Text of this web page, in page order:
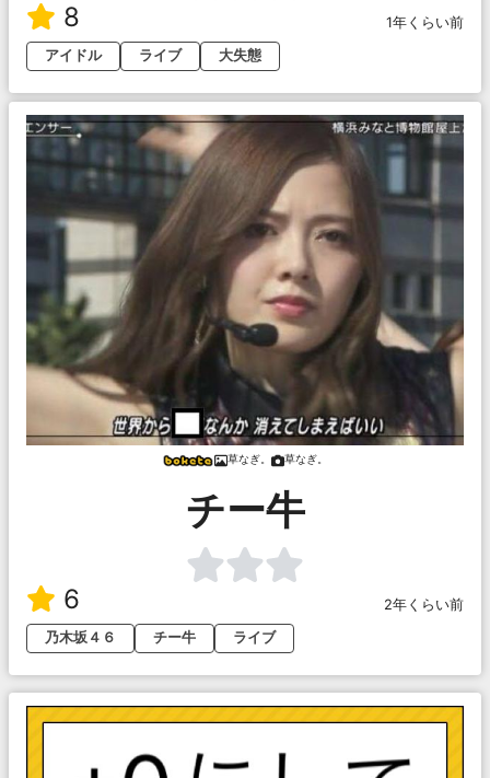
8
1年くらい前
アイドル
ライブ 大失態
草なぎ。 草なぎ。
チー牛
6
2年くらい前
乃木坂４６
チー牛 ライブ